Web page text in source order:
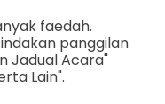
faedah.
panggilan
Jadual Acara"
Lain".